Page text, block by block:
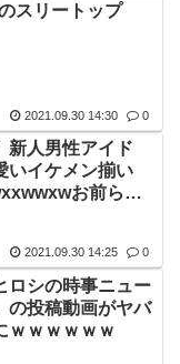
スリートップ
2021.09.30 14:30 0
新人男性アイド
いイケメン揃い
お前らは
2021.09.30 14:25 0
ロシの時事ニュー
の投稿動画がヤバ
ｗｗｗｗｗｗ